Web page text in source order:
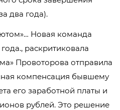
два года).
Новая команда
раскритиковала
Провоторова отправила
компенсация бывшему
его заработной платы и
рублей. Это решение